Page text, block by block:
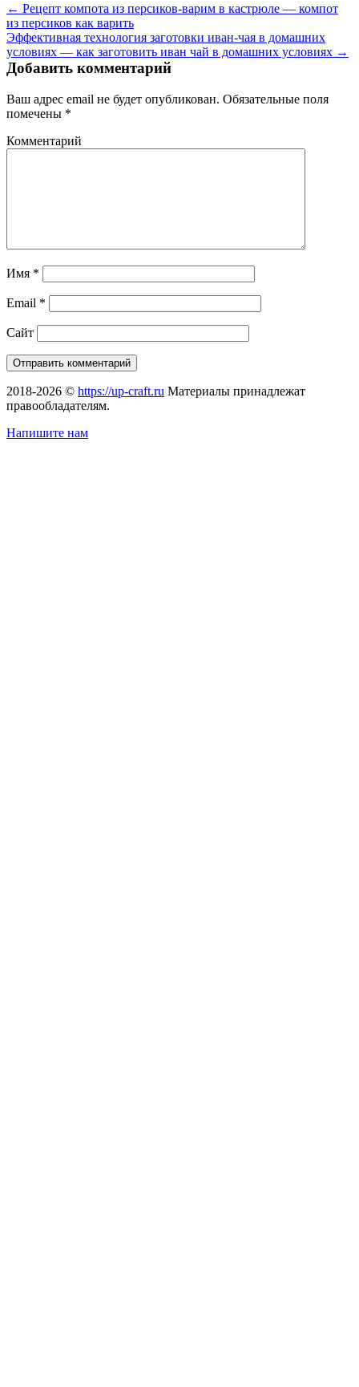
← Рецепт компота из персиков-варим в кастрюле — компот
из персиков как варить
Эффективная технология заготовки иван-чая в домашних
условиях — как заготовить иван чай в домашних условиях →
Добавить комментарий
Ваш адрес email не будет опубликован. Обязательные поля
помечены *
Комментарий
Имя *
Email *
Сайт
2018-2026 © https://up-craft.ru Материалы принадлежат
правообладателям.
Напишите нам